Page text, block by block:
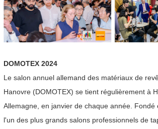
DOMOTEX 2024
Le salon annuel allemand des matériaux de
Hanovre (DOMOTEX) se tient régulièrement à
Allemagne, en janvier de chaque année. Fondé
l'un des plus grands salons professionnels de